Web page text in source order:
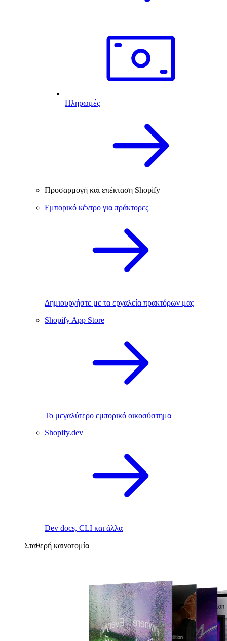
Πληρωμές
Προσαρμογή και επέκταση Shopify
Εμπορικό κέντρο για πράκτορες
Δημιουργήστε με τα εργαλεία πρακτόρων μας
Shopify App Store
Το μεγαλύτερο εμπορικό οικοσύστημα
Shopify.dev
Dev docs, CLI και άλλα
Σταθερή καινοτομία